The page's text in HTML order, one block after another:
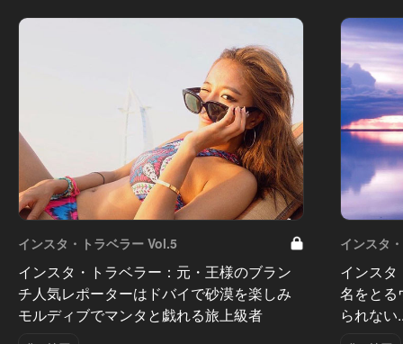
インスタ・トラベラー Vol.5
インスタ・トラベラー：元・王様のブラン
チ人気レポーターはドバイで砂漠を楽しみ
モルディブでマンタと戯れる旅上級者
インスタ
インス
名をとる
られない